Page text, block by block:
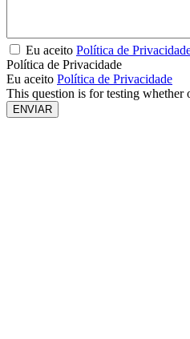
Eu aceito Política de
Política de Privacidade
Eu aceito Política de Privacidade
This question is for testing whether